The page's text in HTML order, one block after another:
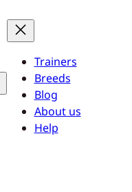
Trainers
Breeds
Blog
About us
Help